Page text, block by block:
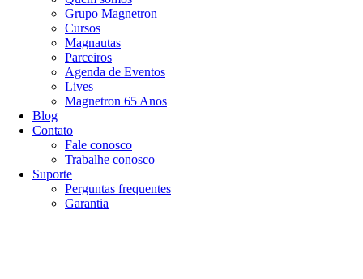
Grupo Magnetron
Cursos
Magnautas
Parceiros
Agenda de Eventos
Lives
Magnetron 65 Anos
Blog
Contato
Fale conosco
Trabalhe conosco
Suporte
Perguntas frequentes
Garantia